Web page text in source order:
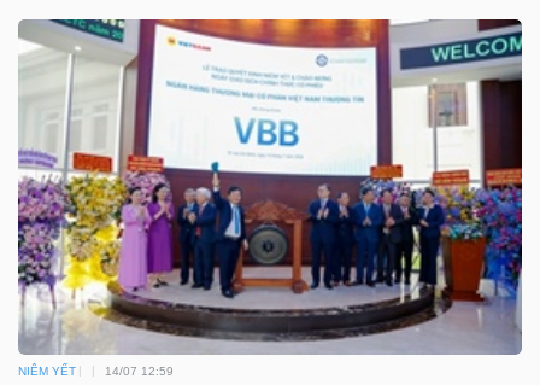
NIÊM YẾT 14/07 12:59
tài
chính